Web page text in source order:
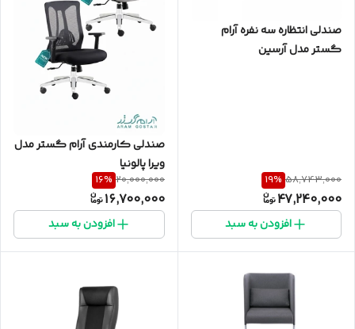
صندلی انتظاره سه نفره آرام
گستر مدل آرسین
58,743,000
19%
47,240,000
افزودن به سبد
صندلی کارمندی آرام گستر مدل
ویرا پالونیا
20,000,000
16%
16,700,000
افزودن به سبد